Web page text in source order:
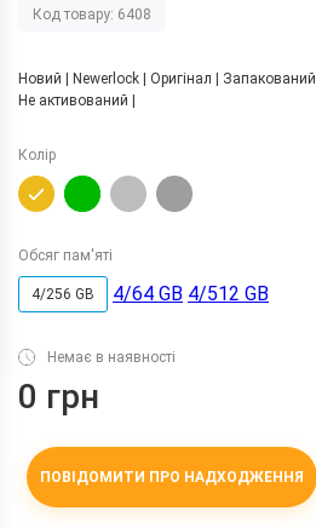
Код товару: 6408
Новий | Newerlock | Оригінал | Запакований |
Не активований |
Колір
Обсяг пам'яті
4/256 GB 4/64 GB 4/512 GB
Немає в наявності
0 грн
ПОВІДОМИТИ ПРО НАДХОДЖЕННЯ